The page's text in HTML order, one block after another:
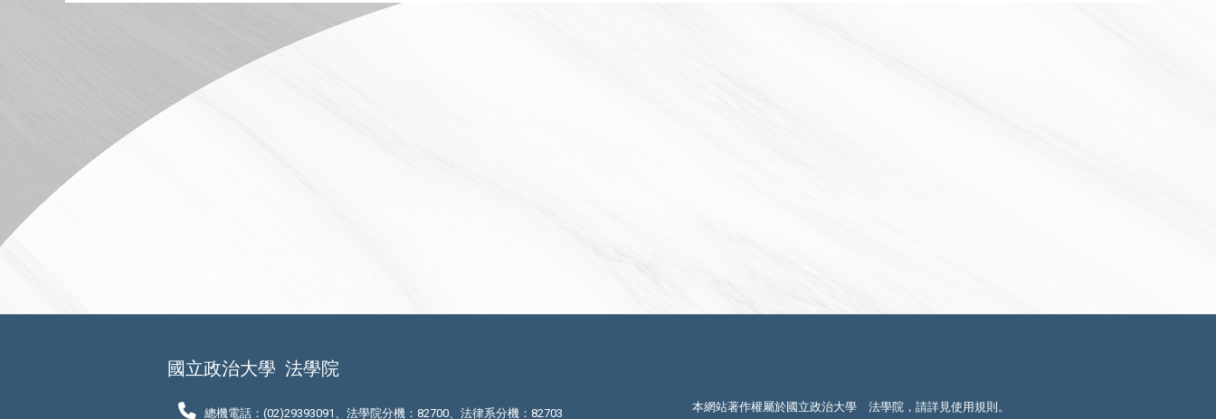
國立政治大學 法學院
總機電話：(02)29393091、法學院分機：82700、法律系分機：82703 本網站著作權屬於國立政治大學 法學院，請詳見使用規則 。